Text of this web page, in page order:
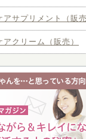
アサプリメント（販
アクリーム（販売）